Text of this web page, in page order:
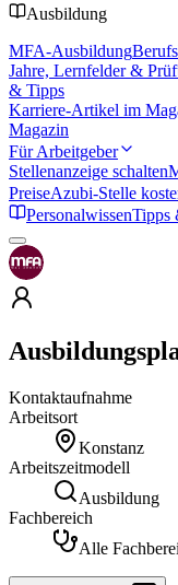
Ausbildung
MFA-Ausbildung
Jahre, Lernfelder &
& Tipps
Karriere-Artikel im
Magazin
Für Arbeitgeber
Stellenanzeige schalten
PreiseAzubi-Stelle
PersonalwissenTipps
Kontaktaufnahme
Arbeitsort
Konstanz
Arbeitszeitmodell
Ausbildung
Fachbereich
Alle